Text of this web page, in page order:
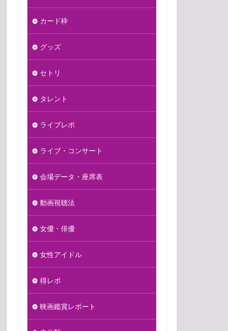
カード枠
グッズ
セトリ
タレント
ライブレポ
ライブ・コンサート
会場データ・座席表
動画視聴法
女優・俳優
女性アイドル
得レポ
映画鑑賞レポート